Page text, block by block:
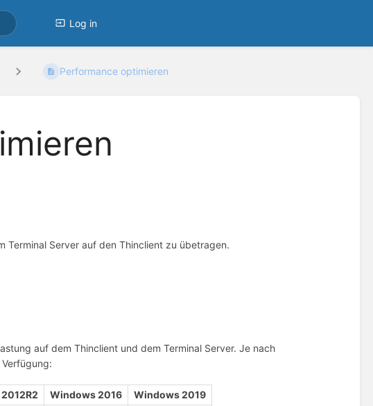
Log in
Performance optimieren
Terminal Server auf den Thinclient zu übetragen.
auf dem Thinclient und dem Terminal Server. Je nach
Windows 2016
Windows 2019